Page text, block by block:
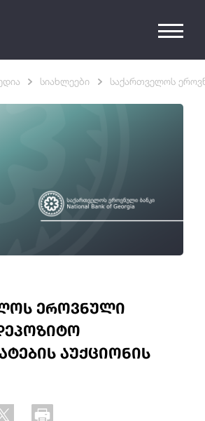
სიახლეები საქართველოს
ეროვნული
აუქციონის